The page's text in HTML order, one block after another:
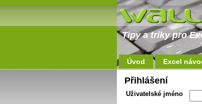
Tipy a triky pro
Úvod Excel
Přihlášení
Uživatelské jméno